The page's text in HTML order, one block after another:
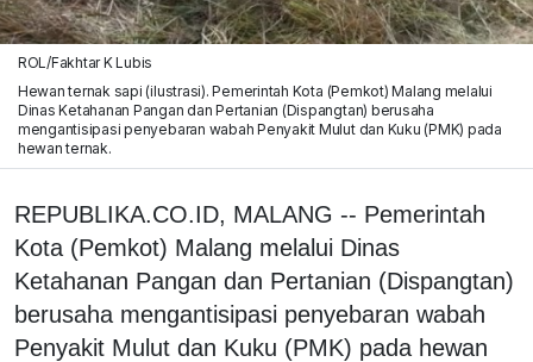
ROL/Fakhtar K Lubis
Hewan ternak sapi (ilustrasi). Pemerintah Kota (Pemkot) Malang melalui
Dinas Ketahanan Pangan dan Pertanian (Dispangtan) berusaha
mengantisipasi penyebaran wabah Penyakit Mulut dan Kuku (PMK) pada
hewan ternak.
REPUBLIKA.CO.ID, MALANG -- Pemerintah
Kota (Pemkot) Malang melalui Dinas
Ketahanan Pangan dan Pertanian (Dispangtan)
berusaha mengantisipasi penyebaran wabah
Penyakit Mulut dan Kuku (PMK) pada hewan